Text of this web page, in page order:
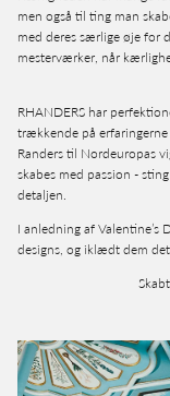
men også til ting man
med deres særlige øje for
mesterværker, når
RHANDERS har
trækkende på
Randers til Nordeuropas
skabes med passion -
detaljen.
I anledning af Valentine’s
designs, og iklædt dem